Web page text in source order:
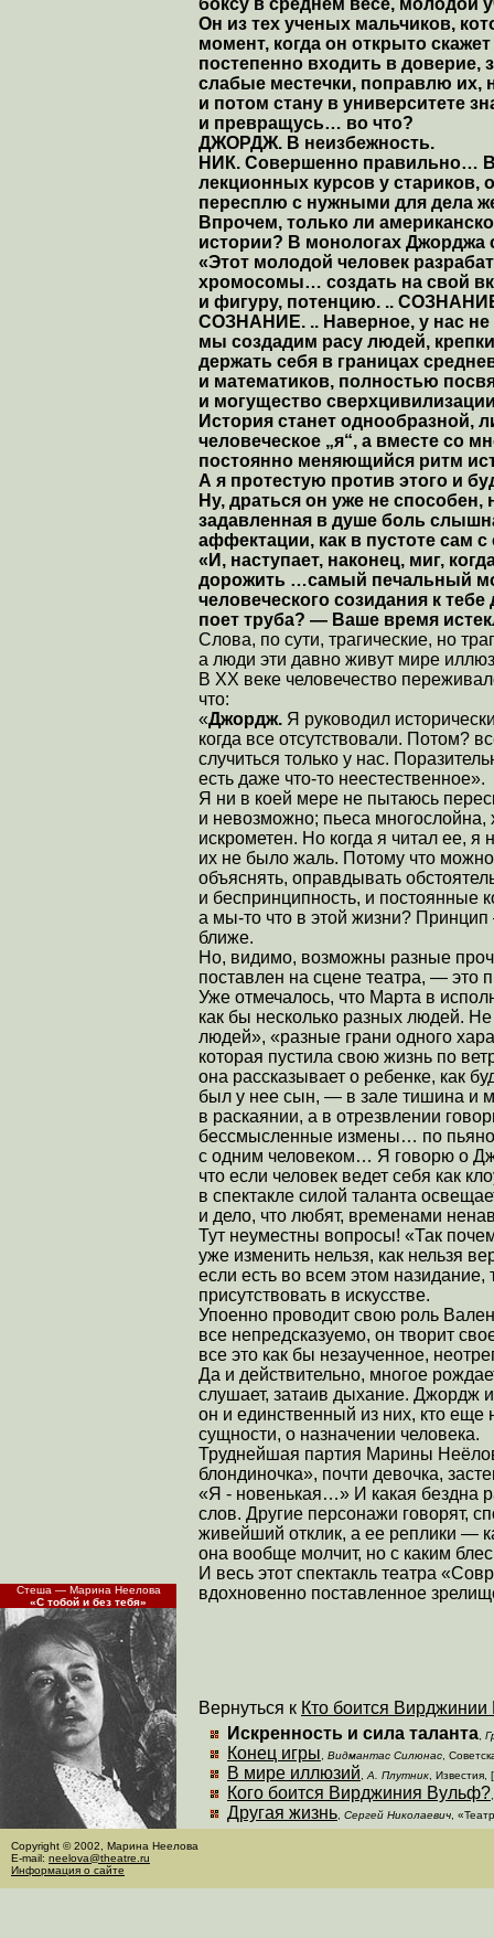
Он из тех ученых мальчиков,
момент, когда он открыто
постепенно входить в доверие,
слабые местечки, поправлю их,
и потом стану в университете
и превращусь… во что?
ДЖОРДЖ. В неизбежность.
НИК. Совершенно правильно…
лекционных курсов у
пересплю с нужными для дела
Впрочем, только ли
истории? В монологах Джорджа
«Этот молодой человек
хромосомы… создать на свой
и фигуру, потенцию. ..
СОЗНАНИЕ. .. Наверное, у нас не
мы создадим расу людей,
держать себя в границах
и математиков, полностью
и могущество
История станет однообразной,
человеческое „я“, а вместе со
постоянно меняющийся ритм
А я протестую против этого и
Ну, драться он уже не
задавленная в душе боль
аффектации, как в пустоте сам
«И, наступает, наконец, миг,
дорожить …самый печальный
человеческого созидания к
поет труба? — Ваше время
Слова, по сути, трагические, но
а люди эти давно живут мире
В XX веке человечество
что:
«Джордж. Я руководил
когда все отсутствовали. Потом?
случиться только у нас.
есть даже что-то неестественное».
Я ни в коей мере не пытаюсь
и невозможно; пьеса
искрометен. Но когда я читал ее,
их не было жаль. Потому что
объяснять, оправдывать
и беспринципность, и
а мы-то что в этой жизни?
ближе.
Но, видимо, возможны разные
поставлен на сцене театра, — это
Уже отмечалось, что Марта в
как бы несколько разных людей.
людей», «разные грани одного
которая пустила свою жизнь по
она рассказывает о ребенке, как
был у нее сын, — в зале тишина и
в раскаянии, а в отрезвлении
бессмысленные измены… по
с одним человеком… Я говорю о
что если человек ведет себя как
в спектакле силой таланта
и дело, что любят, временами
Тут неуместны вопросы! «Так
уже изменить нельзя, как нельзя
если есть во всем этом
присутствовать в искусстве.
Упоенно проводит свою роль
все непредсказуемо, он творит
все это как бы незаученное,
Да и действительно, многое
слушает, затаив дыхание. Джордж
он и единственный из них, кто еще
сущности, о назначении человека.
Труднейшая партия Марины
блондиночка», почти девочка,
«Я - новенькая…» И какая бездна
слов. Другие персонажи говорят,
живейший отклик, а ее реплики —
она вообще молчит, но с каким
И весь этот спектакль театра
вдохновенно поставленное
Вернуться к Кто боится
Искренность и сила таланта
Конец игры Видмантас Силюнас ,
В мире иллюзий А. Плутник ,
Кого боится Вирджиния Вульф?
Другая жизнь Сергей Николаевич ,
Стеша — Марина Неелова
«С тобой и без тебя»
Copyright © 2002, Марина Неелова
E-mail: neelova@theatre.ru
Информация о сайте